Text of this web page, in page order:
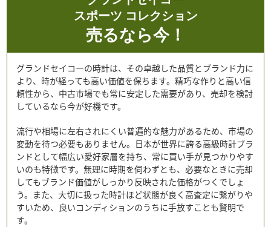
スポーツ コレクション
売るなら今！
グランドセイコーの時計は、その卓越した品質とブランド力に
より、時が経っても高い価値を保ちます。精巧な作りと高い信
頼性から、中古市場でも常に安定した需要があり、売却を検討
しているなら今が好機です。
流行や相場に左右されにくい普遍的な魅力があるため、市場の
変動を待つ必要もありません。日本が世界に誇る高級時計ブラ
ンドとして幅広い愛好家層を持ち、常に買い手が見つかりやす
いのも特徴です。無理に時期を伺わずとも、必要なときに売却
してもブランド価値がしっかり反映された価格がつくでしょ
う。また、大切に扱った時計ほど状態が良く高査定に繋がりや
すいため、良いコンディションのうちに手放すことも賢明で
す。